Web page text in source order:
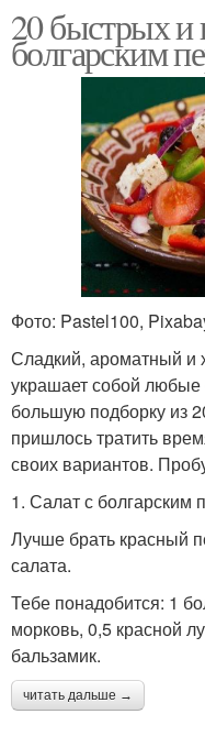
20 быстрых и
болгарским
Фото: Pastel100,
Сладкий, ароматный и
украшает собой
большую подборку из
пришлось тратить
своих вариантов.
1. Салат с
Лучше брать красный
салата.
Тебе понадобится: 1
морковь, 0,5 красной
бальзамик.
читать дальше →